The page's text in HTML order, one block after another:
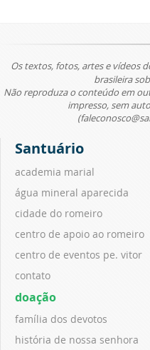
Os textos, fotos, artes e vídeos
brasileira
Não reproduza o conteúdo em
impresso, sem
Santuário
academia marial
água mineral aparecida
cidade do romeiro
centro de apoio ao romeiro
centro de eventos pe. vitor
contato
doação
família dos devotos
história de nossa senhora